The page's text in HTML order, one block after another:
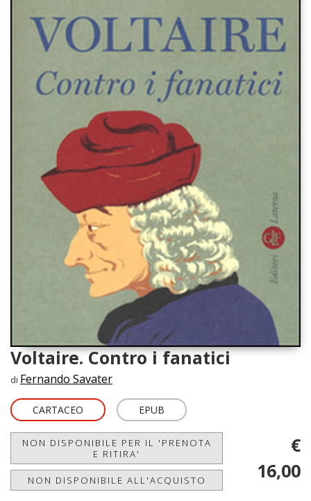
Voltaire. Contro i fanatici
di Fernando Savater
CARTACEO EPUB
NON DISPONIBILE PER IL 'PRENOTA
E RITIRA'
NON DISPONIBILE ALL'ACQUISTO
€
16,00